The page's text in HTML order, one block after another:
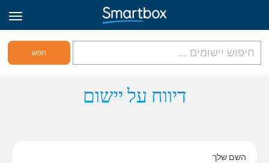
גריד אונליין
דיווח על יישום
השם שלך